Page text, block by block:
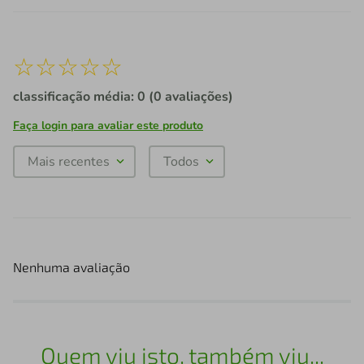
☆☆☆☆☆
classificação média: 0 (0 avaliações)
Faça login para avaliar este produto
Mais recentes Todos
Nenhuma avaliação
Quem viu isto, também viu...